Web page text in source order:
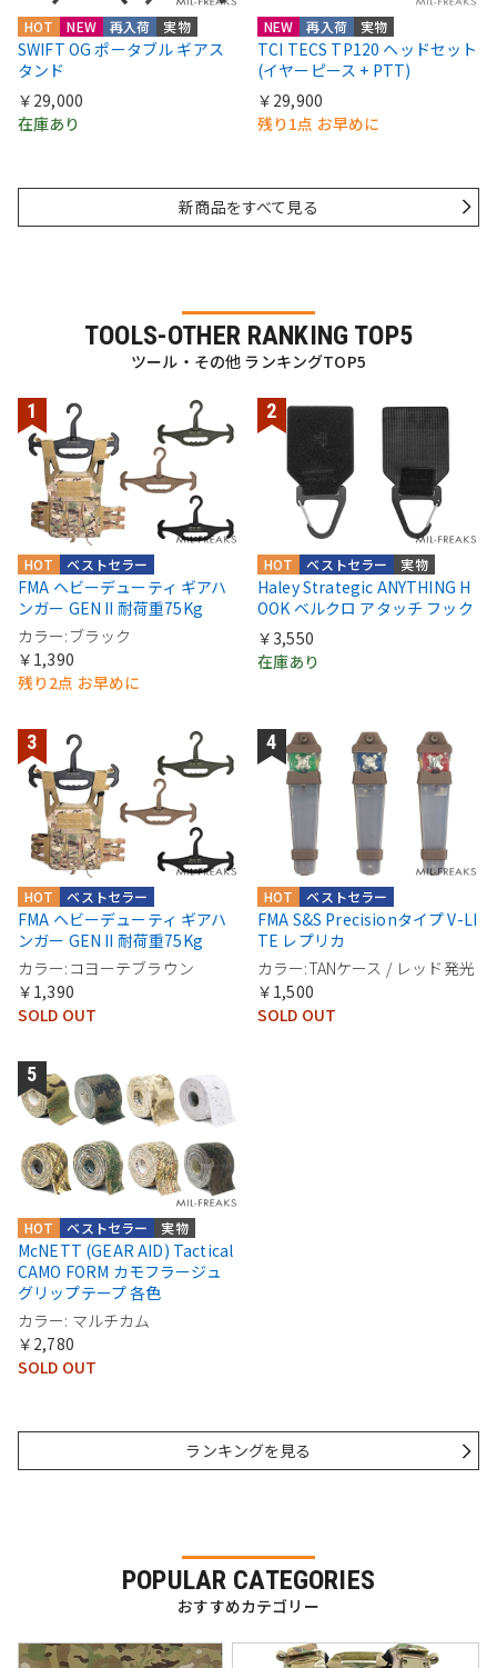
HOT NEW 再入荷 実物
SWIFT OG ポータブル ギアス
タンド
￥29,000
在庫あり
NEW 再入荷 実物
TCI TECS TP120 ヘッドセット
(イヤーピース + PTT)
￥29,900
残り1点 お早めに
新商品をすべて見る
TOOLS-OTHER RANKING TOP5
ツール・その他 ランキングTOP5
ベストセラー
HOT
FMA ヘビーデューティ ギアハ
ンガー GEN II 耐荷重75Kg
カラー:ブラック
￥1,390
残り2点 お早めに
実物
ベストセラー
HOT
Haley Strategic ANYTHING H
OOK ベルクロ アタッチ フック
￥3,550
在庫あり
ベストセラー
HOT
FMA ヘビーデューティ ギアハ
ンガー GEN II 耐荷重75Kg
カラー:コヨーテブラウン
￥1,390
SOLD OUT
ベストセラー
HOT
FMA S&S Precisionタイプ V-LI
TE レプリカ
カラー:TANケース / レッド発光
￥1,500
SOLD OUT
実物
ベストセラー
HOT
McNETT (GEAR AID) Tactical
CAMO FORM カモフラージュ
グリップテープ 各色
カラー: マルチカム
￥2,780
SOLD OUT
ランキングを見る
POPULAR CATEGORIES
おすすめカテゴリー